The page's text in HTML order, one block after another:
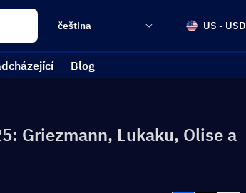
čeština US - USD
Blog
Griezmann, Lukaku, Olise a